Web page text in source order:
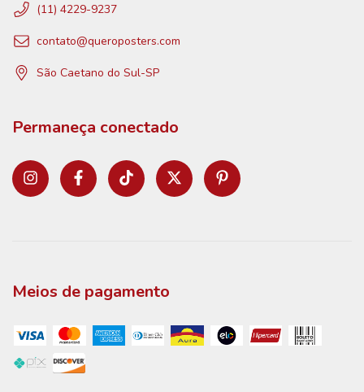
(11) 4229-9237
contato@queroposters.com
São Caetano do Sul-SP
Permaneça conectado
Meios de pagamento